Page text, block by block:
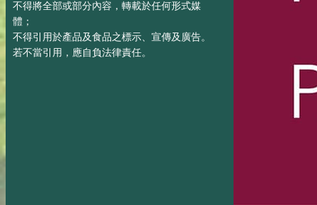
不得將全部或部分內容，轉載於任何形式媒
體；
不得引用於產品及食品之標示、宣傳及廣告。
若不當引用，應自負法律責任。